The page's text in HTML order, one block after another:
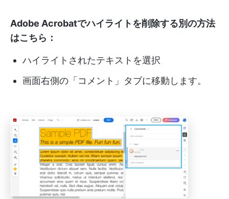
Adobe Acrobatでハイライトを削除する別の方法
はこちら：
ハイライトされたテキストを選択
画面右側の「コメント」タブに移動します。